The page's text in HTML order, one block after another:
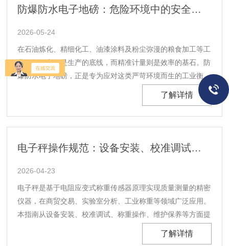
防爆防水电子地磅：危险环境中的安全计量卫士
2026-05-24
在石油炼化、精细化工、油漆涂料及粉尘弥漫的粮食加工等工
业现场，安全是生产的底线，而精准计量则是效率的基石。防
爆防水电子地磅，正是专为应对这类严苛环境而生的工业衡
器。它不仅解决了易燃易爆场所不敢称、不能称的难题，更以
防护性能，成为连接安全生产与高效管理的核心枢纽。一、本
质安全：双重防爆技术的硬核守护本产品核心的价值在于
其......
了解详情
电子秤操作规范：设备安装、校准调试、称重操作、维护保养
2026-04-23
电子秤是基于电阻应变式称重传感器原理实现质量测量的精密
仪器，在商贸交易、实验室分析、工业称重等领域广泛应用。
本指南从设备安装、校准调试、称重操作、维护保养等方面提
供系统操作指导，确保称重数据的准确性和设备使用寿命。
了解详情